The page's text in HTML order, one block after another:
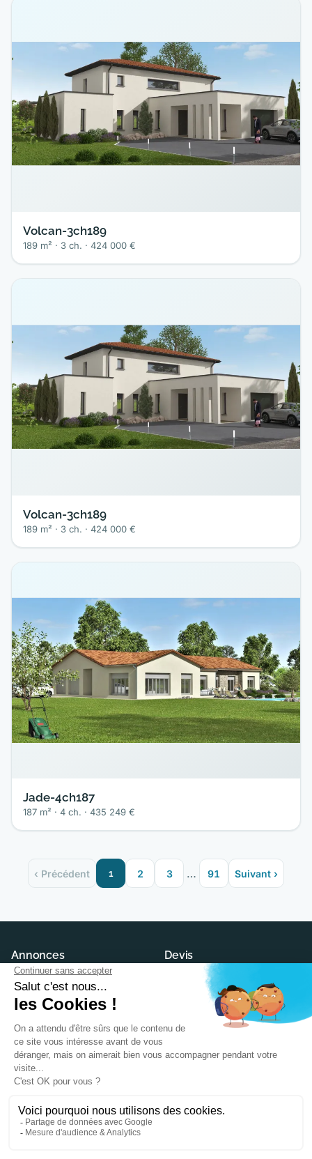
Volcan-3ch189
189 m² · 3 ch. · 424 000 €
Volcan-3ch189
189 m² · 3 ch. · 424 000 €
Jade-4ch187
187 m² · 4 ch. · 435 249 €
‹ Précédent 1 2 3 … 91 Suivant ›
Annonces
Maisons neuves
Terrains à construire
Annuaire des constructeurs
Devis
Demander un devis
Trouver son constructeur
Conseils
PTZ
Maison écologique
CGU